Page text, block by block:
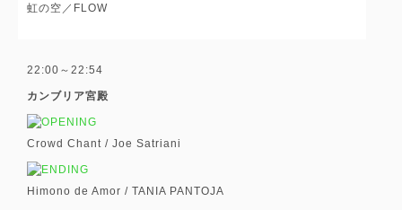
虹の空／FLOW
22:00～22:54
カンブリア宮殿
Crowd Chant / Joe Satriani
Himono de Amor / TANIA PANTOJA